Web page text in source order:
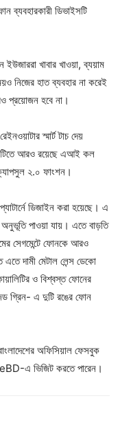
ব্যবহারকারী ডিভাইসটি
ইউজাররা খাবার খাওয়া, ব্যয়াম
নিজের হাত ব্যবহার না করেই
প্রয়োজন হবে না।
স্মার্ট টাচ দেয়
আরও রয়েছে এআই কল
২.০ ফাংশন।
ডিজাইন করা হয়েছে। এ
পাওয়া যায়। এতে বাড়তি
সেগমেন্টে ফোনকে আরও
দামী মেটাল লেন্স ডেকো
ও বিশ্বস্ত ফোনের
গ্রিন- এ দুটি রঙের ফোন
অফিসিয়াল ফেসবুক
এ ভিজিট করতে পারেন।